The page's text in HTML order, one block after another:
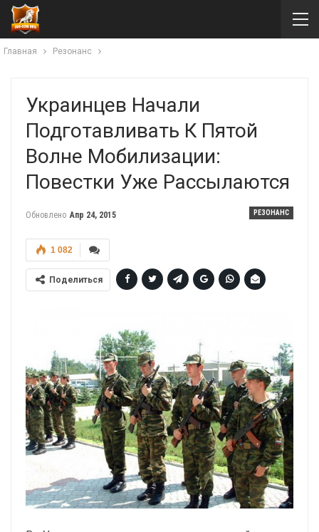
Главная Резонанс
Украинцев Начали
Подготавливать К Пятой
Волне Мобилизации:
Повестки Уже Рассылаются
РЕЗОНАНС
Обновлено Апр 24, 2015
1 082
Поделиться